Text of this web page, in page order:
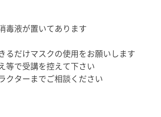
毒液が置いてあります
るだけマスクの使用をお願いします
等で受講を控えて下さい
クターまでご相談ください